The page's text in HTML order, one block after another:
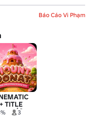
Báo Cáo Vi Phạm
TITLE
PHÍ ]
3